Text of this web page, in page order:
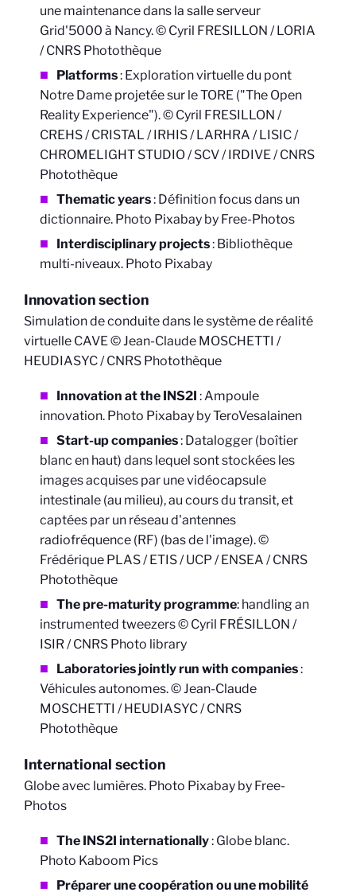
une maintenance dans la salle serveur
Grid'5000 à Nancy. © Cyril FRESILLON / LORIA
/ CNRS Photothèque
Platforms: Exploration virtuelle du pont
Notre Dame projetée sur le TORE ("The Open
Reality Experience"). © Cyril FRESILLON /
CREHS / CRISTAL / IRHIS / LARHRA / LISIC /
CHROMELIGHT STUDIO / SCV / IRDIVE / CNRS
Photothèque
Thematic years: Définition focus dans un
dictionnaire. Photo Pixabay by Free-Photos
Interdisciplinary projects: Bibliothèque
multi-niveaux. Photo Pixabay
Innovation section
Simulation de conduite dans le système de réalité
virtuelle CAVE © Jean-Claude MOSCHETTI /
HEUDIASYC / CNRS Photothèque
Innovation at the INS2I : Ampoule
innovation. Photo Pixabay by TeroVesalainen
Start-up companies: Datalogger (boîtier
blanc en haut) dans lequel sont stockées les
images acquises par une vidéocapsule
intestinale (au milieu), au cours du transit, et
captées par un réseau d'antennes
radiofréquence (RF) (bas de l'image). ©
Frédérique PLAS / ETIS / UCP / ENSEA / CNRS
Photothèque
The pre-maturity programme: handling an
instrumented tweezers © Cyril FRÉSILLON /
ISIR / CNRS Photo library
Laboratories jointly run with companies:
Véhicules autonomes. © Jean-Claude
MOSCHETTI / HEUDIASYC / CNRS
Photothèque
International section
Globe avec lumières. Photo Pixabay by Free-
Photos
The INS2I internationally: Globe blanc.
Photo Kaboom Pics
Préparer une coopération ou une mobilité